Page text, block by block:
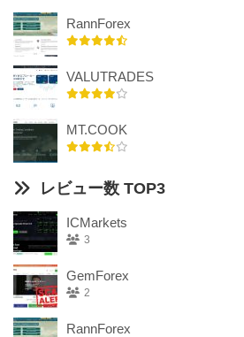
RannForex
VALUTRADES
MT.COOK
レビュー数 TOP3
ICMarkets
3
GemForex
2
RannForex